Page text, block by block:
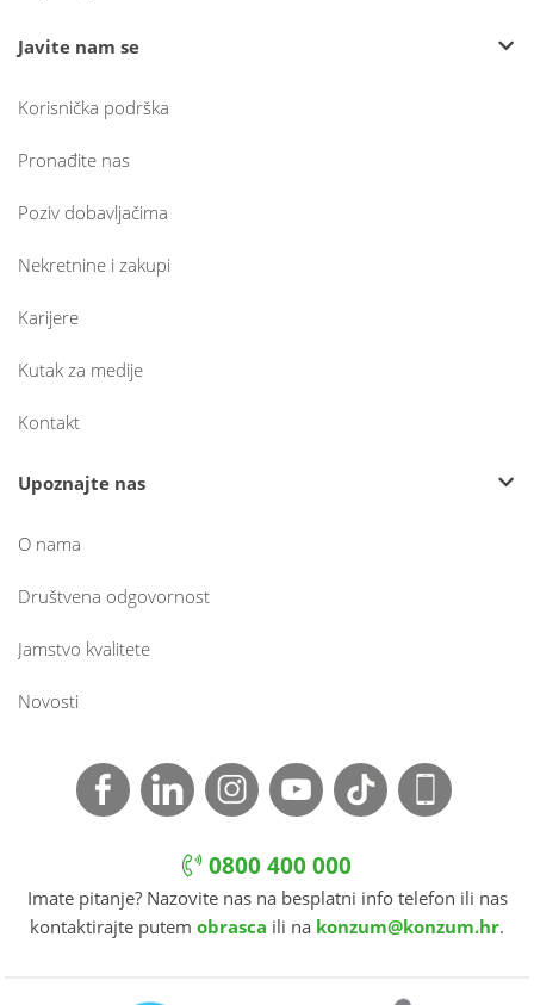
Javite nam se
Korisnička podrška
Pronađite nas
Poziv dobavljačima
Nekretnine i zakupi
Karijere
Kutak za medije
Kontakt
Upoznajte nas
O nama
Društvena odgovornost
Jamstvo kvalitete
Novosti
0800 400 000
Imate pitanje? Nazovite nas na besplatni info telefon ili nas
kontaktirajte putem obrasca ili na konzum@konzum.hr.